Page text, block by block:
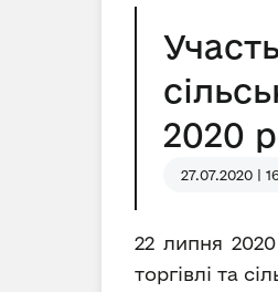
2020
27.07.2020 |
22 липня
торгівлі та